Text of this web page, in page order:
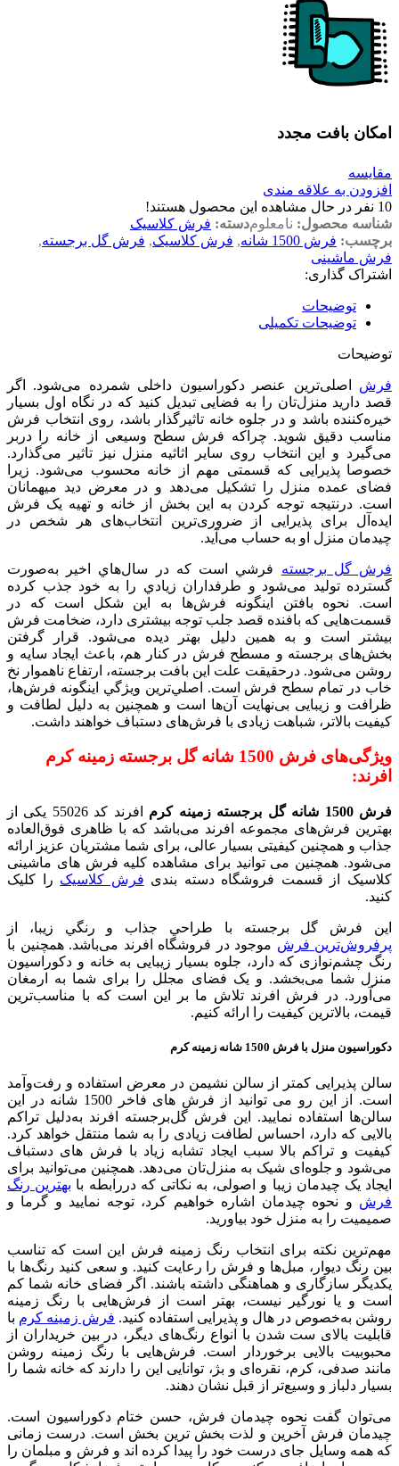
امکان بافت مجدد
مقایسه
افزودن به علاقه مندی
10 نفر در حال مشاهده این محصول هستند!
شناسه محصول: نامعلومدسته: فرش کلاسیک
برچسب: فرش 1500 شانه , فرش کلاسیک, فرش گل برجسته,
فرش ماشینی
اشتراک گذاری:
توضیحات
توضیحات تکمیلی
توضیحات
فرش اصلی‌ترین عنصر دکوراسیون داخلی شمرده می‌شود. اگر
قصد دارید منزل‌تان را به فضایی تبدیل کنید که در نگاه اول بسیار
خیره‌کننده باشد و در جلوه‌ خانه تاثیرگذار باشد، روی انتخاب فرش
مناسب دقیق شوید. چراکه فرش سطح وسیعی از خانه را دربر
می‌گیرد و این انتخاب روی سایر اثاثیه منزل نیز تاثیر می‌گذارد.
خصوصا پذیرایی که قسمتی مهم از خانه محسوب می‌شود. زیرا
فضای عمده منزل را تشکیل می‌دهد و در معرض دید میهمانان
است. درنتیجه توجه کردن به این بخش از خانه و تهیه یک فرش
ایده‌آل برای پذیرایی از ضروری‌ترین انتخاب‌های هر شخص در
چیدمان منزل او به حساب می‌آید.
فرش‌ گل برجسته فرشي است که در سال‌هاي اخير به‌صورت
گسترده توليد می‌شود و طرفداران زيادي را به خود جذب كرده
است. نحوه بافتن اینگونه فرش‌ها به این شکل است که در
قسمت‌هایی که بافنده قصد جلب توجه بیشتری دارد، ضخامت فرش
بیشتر است و به همین دلیل بهتر دیده می‌شود. قرار گرفتن
بخش‌های برجسته و مسطح فرش در کنار هم، باعث ایجاد سایه و
روشن می‌شود. درحقیقت علت این بافت برجسته، ارتفاع ناهموار نخ
خاب در تمام سطح فرش است. اصلي‌ترين ويژگي اینگونه فرش‌ها،
ظرافت و زیبایی بی‌نهايت آن‌ها است و همچنین به دليل لطافت و
كيفيت بالاتر، شباهت زیادی با فرش‌های دستباف خواهند داشت.
ویژگی‌های فرش 1500 شانه گل برجسته زمینه کرم
افرند:
فرش 1500 شانه گل برجسته زمینه کرم
افرند کد 55026 یکی از
بهترین فرش‌های مجموعه افرند می‌باشد که با ظاهری فوق‌العاده
جذاب و همچنین کیفیتی بسیار عالی، برای شما مشتریان عزیز ارائه
می‌شود. همچنین می توانید برای مشاهده کلیه فرش های ماشینی
کلاسیک از قسمت فروشگاه دسته بندی فرش کلاسیک را کلیک
کنید.
اين فرش گل برجسته با طراحي جذاب و رنگي زیبا، از
پرفروش‌ترین فرش‌ موجود در فروشگاه افرند می‌باشد. همچنین با
رنگ چشم‌نوازی که دارد، جلوه بسیار زیبایی به خانه و دکوراسیون
منزل شما می‌بخشد. و یک فضای مجلل را برای شما به ارمغان
می‌آورد. در فرش افرند تلاش ما بر این است که با مناسب‌ترین
قیمت، بالاترین کیفیت را ارائه کنیم.
دکوراسیون منزل با فرش 1500 شانه زمینه کرم
سالن پذیرایی کمتر از سالن نشیمن در معرض استفاده و رفت‌وآمد
است. از این رو می توانید از فرش های فاخر 1500 شانه در این
سالن‌ها استفاده نمایید. این فرش‌ گل‌برجسته افرند به‌دلیل تراکم
بالایی که دارد، احساس لطافت زیادی را به شما منتقل خواهد کرد.
کیفیت و تراکم بالا سبب ایجاد تشابه زیاد با فرش های دستباف
می‌شود و جلوه‌ای شیک به منزل‌تان می‌دهد. همچنین می‌توانید برای
ایجاد یک چیدمان زیبا و اصولی، به نکاتی که دررابطه با بهترین رنگ
فرش و نحوه چیدمان اشاره خواهیم کرد، توجه نمایید و گرما و
صمیمیت را به منزل خود بیاورید.
مهم‌ترین نکته برای انتخاب رنگ زمینه فرش این است که تناسب
بین رنگ‌ دیوار، مبل‌ها و فرش را رعایت کنید. و سعی کنید رنگ‌ها با
یکدیگر سازگاری و هماهنگی داشته باشند. اگر فضای خانه شما کم
است و یا نورگیر نیست، بهتر است از فرش‌هایی با رنگ زمینه
روشن به‌خصوص در هال و پذیرایی استفاده کنید. فرش زمینه کرم با
قابلیت بالای ست شدن با انواع رنگ‌های دیگر، در بین خریداران از
محبوبیت بالایی برخوردار است. فرش‌هایی با رنگ زمینه روشن
مانند صدفی، کرم، نقره‌ای و بژ، توانایی این را دارند که خانه شما را
بسیار دلباز و وسیع‌تر از قبل نشان دهند.
می‌توان گفت نحوه چیدمان فرش، حسن ختام دکوراسیون است.
چیدمان فرش آخرین و لذت بخش ترین بخش است. درست زمانی
که همه وسایل جای درست خود را پیدا کرده اند و فرش و مبلمان را